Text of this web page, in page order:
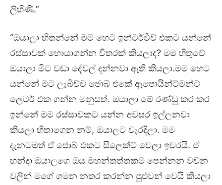
ලිහිණි.”
“ඔයාලා හිතන්නේ මම හෙට ඉන්ටර්වීව් එකට යන්නේ
රස්සාවක් හොයාගන්න විතරක් කියලාද? මම හිතුවේ
ඔයාලා මීට වඩා දේවල් දන්නවා ඇති කියලා.මම හෙට
යන්නේ මට ලැබිච්ච ජොබ් එකේ ඇපොයින්ට්මන්ට්
ලෙටර් එක ගන්න මනුසත්. ඔයාලා මේ රණ්ඩු කර කර
ඉන්නේ මම රස්සාවකට යන්න අවසර ඉල්ලනවා
කියලා හිතාගෙන නම්, ඔයාලට වැරදිලා. මම
දැනටමත් ඒ ජොබ් එකට සිලෙක්ට් වෙලා ඉවරයි. ඒ
හන්දා ඔයාලගෙ ඔය මහන්තත්තකම පෙන්නන වචන
වලින් මගේ ගමන නතර කරන්න පුළුවන් වෙයි කියලා